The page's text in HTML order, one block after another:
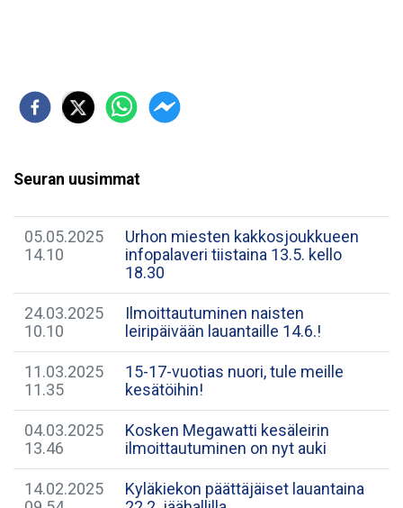
Seuran uusimmat
05.05.2025
14.10
Urhon miesten kakkosjoukkueen
infopalaveri tiistaina 13.5. kello
18.30
24.03.2025
10.10
Ilmoittautuminen naisten
leiripäivään lauantaille 14.6.!
11.03.2025
11.35
​15-17-vuotias nuori, tule meille
kesätöihin!
04.03.2025
13.46
Kosken Megawatti kesäleirin
ilmoittautuminen on nyt auki
14.02.2025
Kyläkiekon päättäjäiset lauantaina